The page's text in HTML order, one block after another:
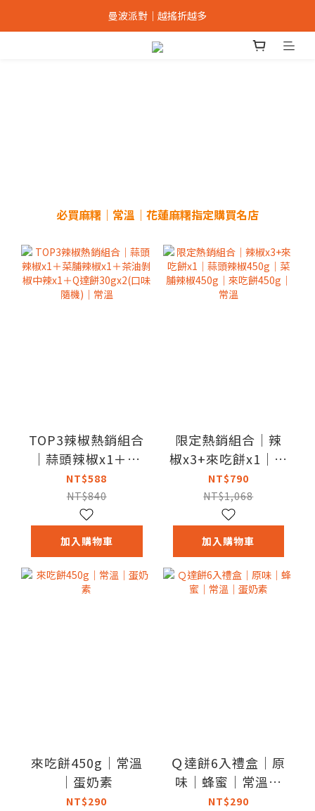
辣友評選NO.1｜經典辣椒禮盒8折
曼波派對｜越搖折越多
加入會員｜最高可折抵150元
必買麻糬｜常溫｜花蓮麻糬指定購買名店
TOP3辣椒熱銷組合
｜蒜頭辣椒x1＋菜
脯辣椒x1＋茶油剝
椒中辣x1＋Q達餅
30gx2(口味隨機)｜
常溫
NT$588
NT$840
加入購物車
限定熱銷組合｜辣
椒x3+來吃餅x1｜蒜
頭辣椒450g｜菜脯
辣椒450g｜來吃餅
450g｜常溫
NT$790
NT$1,068
加入購物車
來吃餅450g｜常溫
｜蛋奶素
NT$290
Ｑ達餅6入禮盒｜原
味｜蜂蜜｜常溫｜
蛋奶素
NT$290